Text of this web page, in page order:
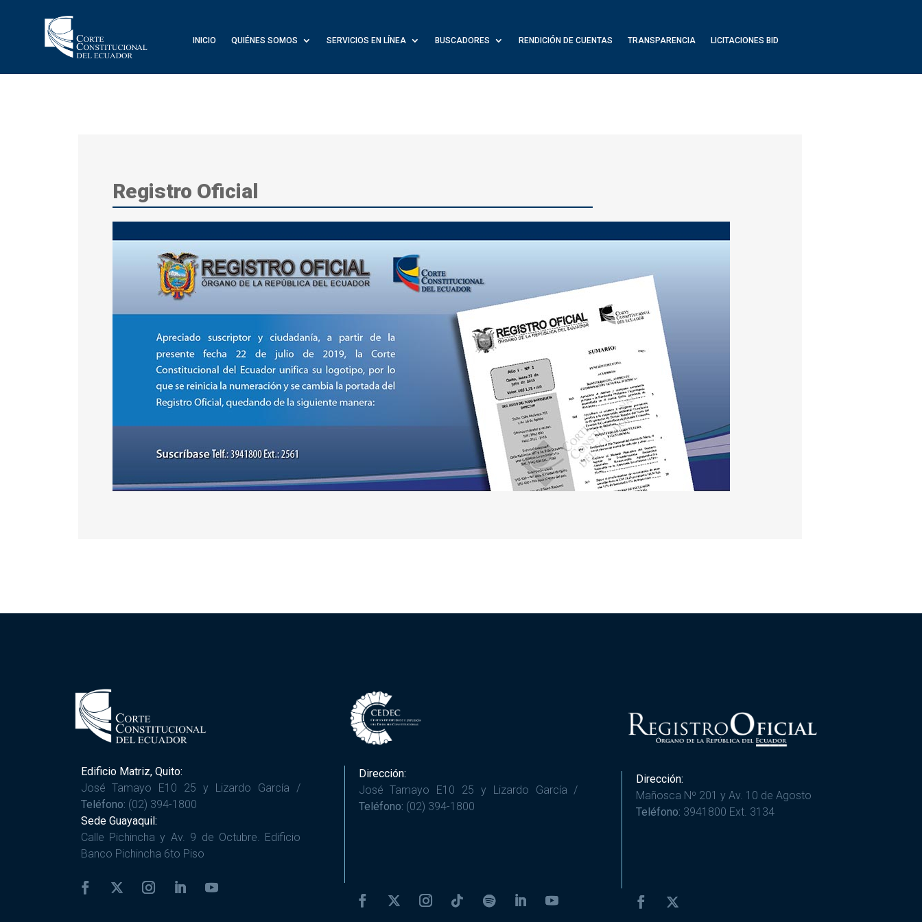
INICIO QUIÉNES SOMOS SERVICIOS EN LÍNEA BUSCADORES RENDICIÓN DE CUENTAS TRANSPARENCIA LICITACIONES BID
Registro Oficial
Edificio Matriz, Quito:
José Tamayo E10 25 y Lizardo García /
Teléfono: (02) 394-1800
Sede Guayaquil:
Calle Pichincha y Av. 9 de Octubre. Edificio
Banco Pichincha 6to Piso
Dirección:
José Tamayo E10 25 y Lizardo García /
Teléfono: (02) 394-1800
Dirección:
Mañosca Nº 201 y Av. 10 de Agosto
Teléfono: 3941800 Ext. 3134